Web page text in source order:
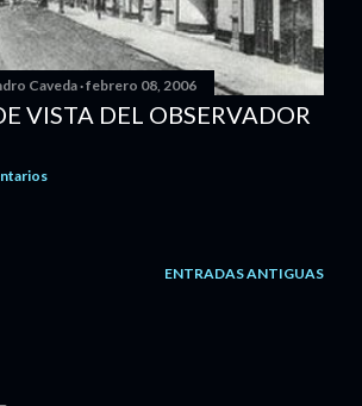
Caveda febrero 08, 2006
VISTA DEL OBSERVADOR
ENTRADAS ANTIGUAS